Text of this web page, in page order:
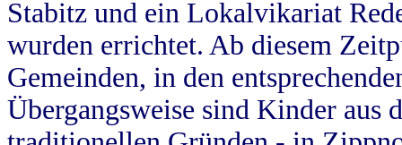
Stabitz und ein Lokalvikariat
wurden errichtet. Ab diesem
Gemeinden, in den
Übergangsweise sind Kinder aus